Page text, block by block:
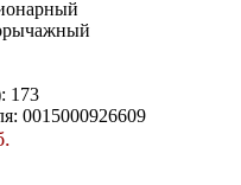
: 173
: 0015000926609